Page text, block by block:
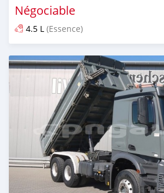
Négociable
4.5 L (Essence)
Publié il y a plus de 2 ans